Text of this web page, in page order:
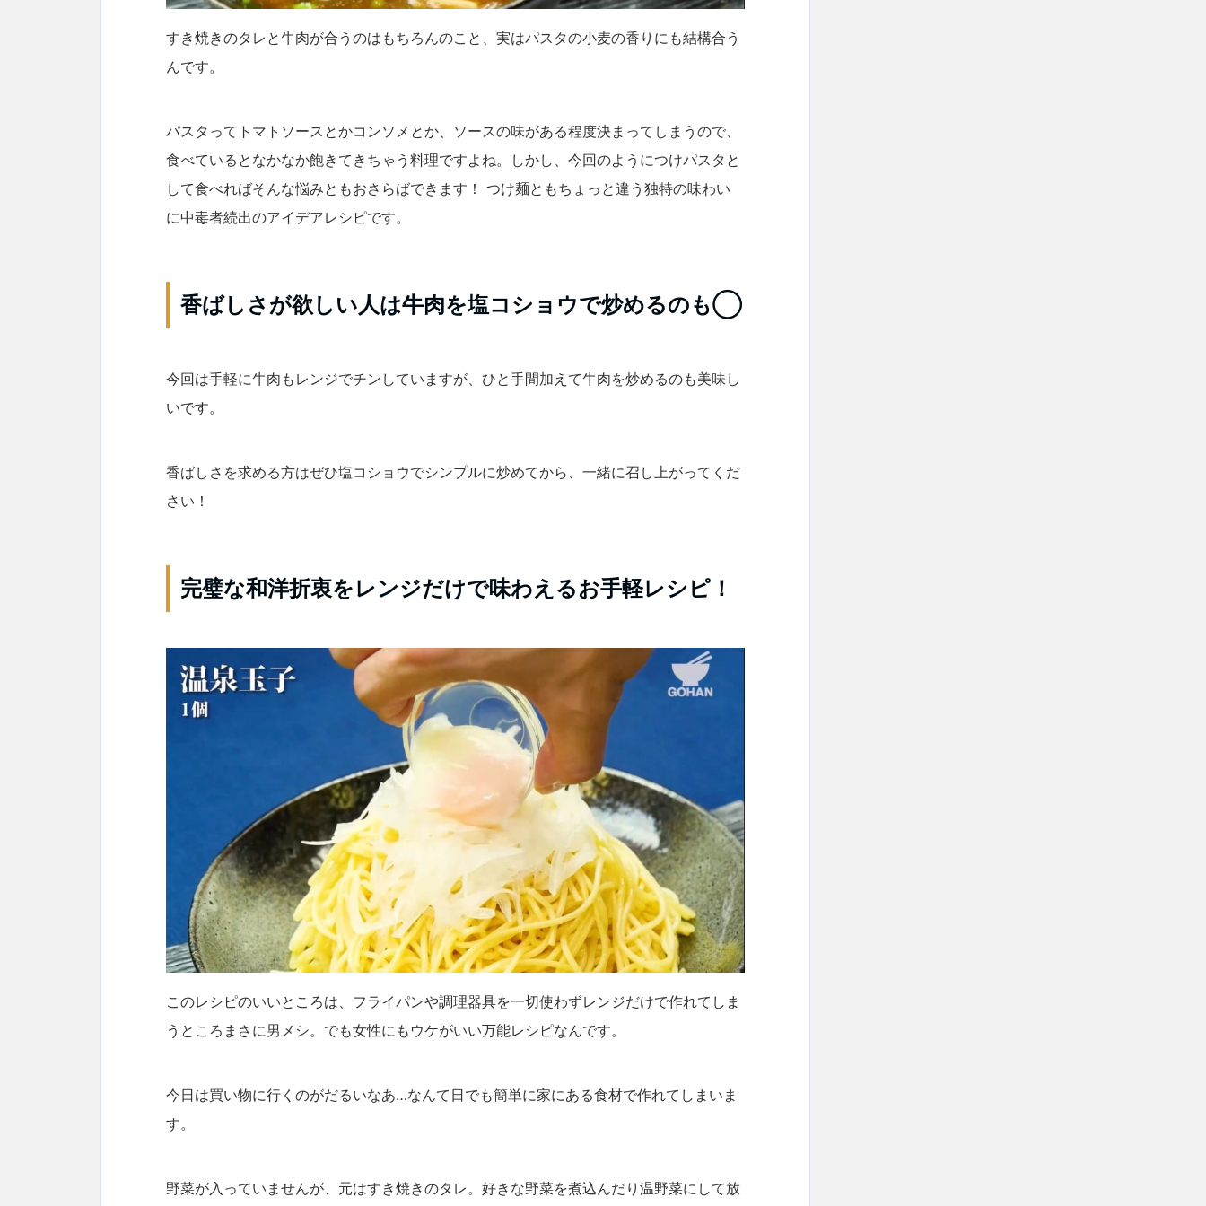
すき焼きのタレと牛肉が合うのはもちろんのこと、実はパスタの小麦の香りにも結構合う
んです。
パスタってトマトソースとかコンソメとか、ソースの味がある程度決まってしまうので、
食べているとなかなか飽きてきちゃう料理ですよね。しかし、今回のようにつけパスタと
して食べればそんな悩みともおさらばできます！ つけ麺ともちょっと違う独特の味わい
に中毒者続出のアイデアレシピです。
香ばしさが欲しい人は牛肉を塩コショウで炒めるのも◯
今回は手軽に牛肉もレンジでチンしていますが、ひと手間加えて牛肉を炒めるのも美味し
いです。
香ばしさを求める方はぜひ塩コショウでシンプルに炒めてから、一緒に召し上がってくだ
さい！
完璧な和洋折衷をレンジだけで味わえるお手軽レシピ！
このレシピのいいところは、フライパンや調理器具を一切使わずレンジだけで作れてしま
うところまさに男メシ。でも女性にもウケがいい万能レシピなんです。
今日は買い物に行くのがだるいなあ…なんて日でも簡単に家にある食材で作れてしまいま
す。
野菜が入っていませんが、元はすき焼きのタレ。好きな野菜を煮込んだり温野菜にして放